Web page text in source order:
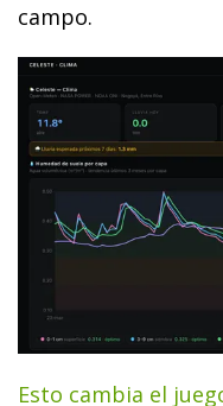
campo.
Esto cambia el